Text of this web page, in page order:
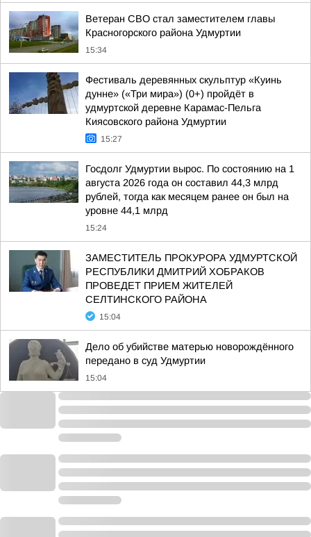
Ветеран СВО стал заместителем главы
Красногорского района Удмуртии
15:34
Фестиваль деревянных скульптур «Куинь
дунне» («Три мира») (0+) пройдёт в
удмуртской деревне Карамас-Пельга
Киясовского района Удмуртии
15:27
Госдолг Удмуртии вырос. По состоянию на 1
августа 2026 года он составил 44,3 млрд
рублей, тогда как месяцем ранее он был на
уровне 44,1 млрд
15:24
ЗАМЕСТИТЕЛЬ ПРОКУРОРА УДМУРТСКОЙ
РЕСПУБЛИКИ ДМИТРИЙ ХОБРАКОВ
ПРОВЕДЕТ ПРИЕМ ЖИТЕЛЕЙ
СЕЛТИНСКОГО РАЙОНА
15:04
Дело об убийстве матерью новорождённого
передано в суд Удмуртии
15:04